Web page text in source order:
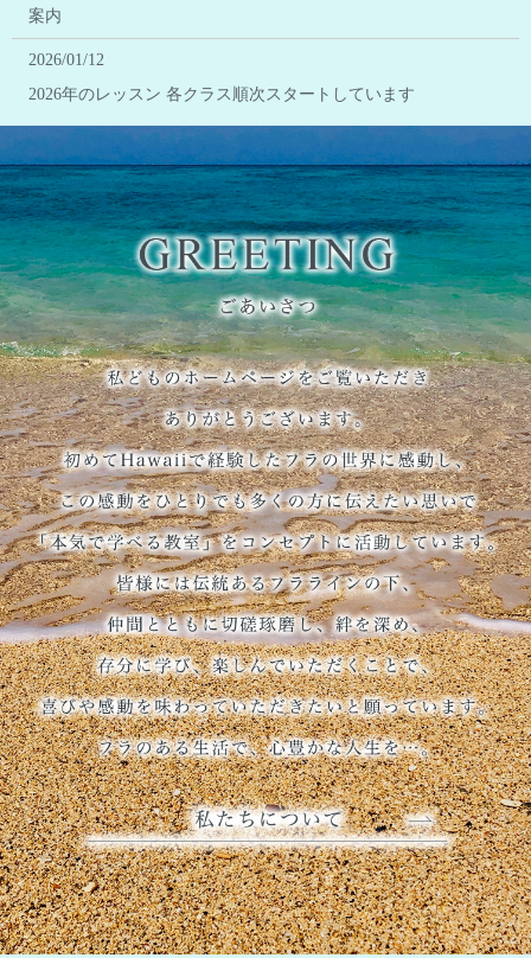
案内
2026/01/12
2026年のレッスン 各クラス順次スタートしています
2025/10/21
11/9(日)お寺ハワイアンコンサート@平塚
2025/10/20
11/23(日)アロハオーシャンズお台場に出演いたします
2025/10/15
10/18(土)飛鳥山ハワイフェスティバルに出演いたします
2025/09/27
9/27(土)韓国 アロハソウル2025にゲスト出演いたします
2025/07/26
新小岩エリア 小学生のフラダンス体験会を8月開催 葛飾区のフ
ラダンスサークル
2025/07/26
夏休み中の小学生向けにフラダンスの体験レッスンを受付中 東
京都中央区のフラダンス教室